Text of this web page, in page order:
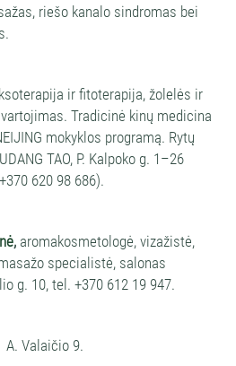
riešo kanalo sindromas bei
ir fitoterapija, žolelės ir
Tradicinė kinų medicina
mokyklos programą. Rytų
TAO, P. Kalpoko g. 1–26
620 98 686).
, aromakosmetologė, vizažistė,
specialistė, salonas
g. 10, tel. +370 612 19 947.
A. Valaičio 9.